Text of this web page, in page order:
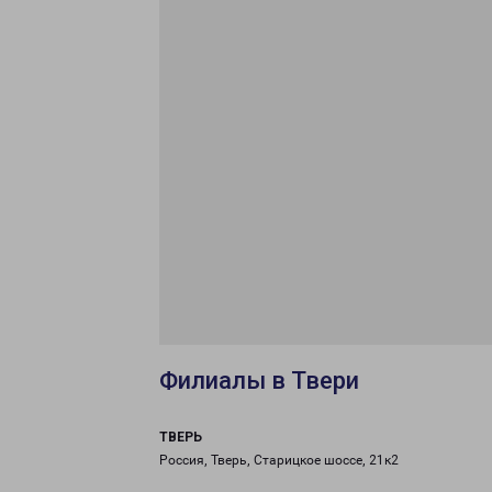
Филиалы в Твери
ТВЕРЬ
Россия, Тверь, Старицкое шоссе, 21к2